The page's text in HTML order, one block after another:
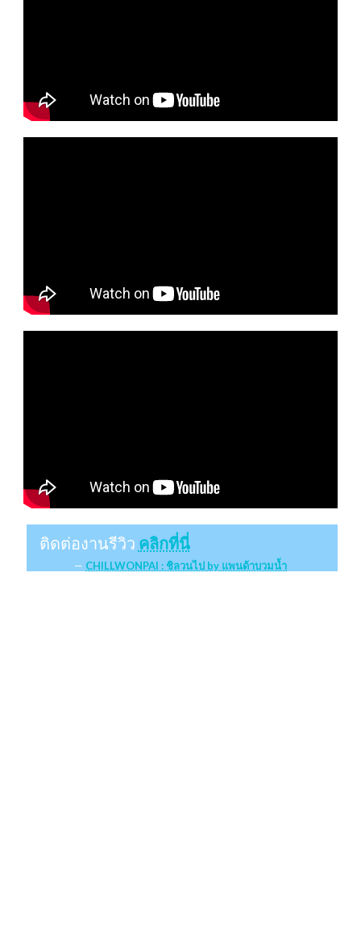
ติดต่องานรีวิว คลิกที่นี่
CHILLWONPAI : ชิลวนไป by แพนด้าบวมน้ำ